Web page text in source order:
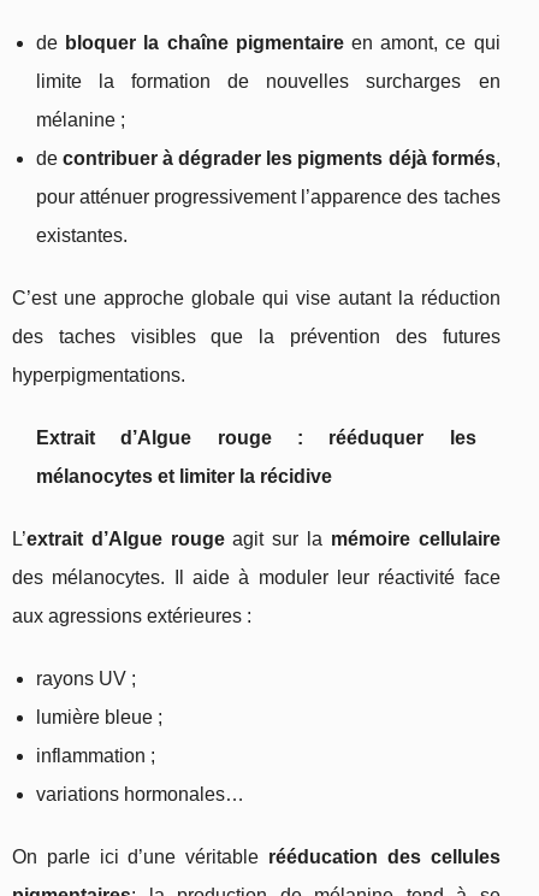
de bloquer la chaîne pigmentaireen amont, ce qui
limite la formation de nouvelles surcharges en
mélanine ;
decontribuer à dégrader les pigments déjà formés,
pour atténuer progressivement l’apparence des taches
existantes.
C’est une approche globale qui vise autant la réduction
des taches visibles que la prévention des futures
hyperpigmentations.
Extrait d’Algue rouge : rééduquer les
mélanocytes et limiter la récidive
L’extrait d’Algue rougeagit sur la mémoire cellulaire
des mélanocytes. Il aide à moduler leur réactivité face
aux agressions extérieures :
rayons UV ;
lumière bleue ;
inflammation ;
variations hormonales…
On parle ici d’une véritable rééducation des cellules